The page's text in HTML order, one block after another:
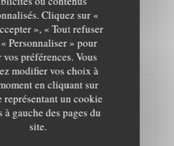
Cliquez sur «
», « Tout refuser
Personnaliser » pour
vos préférences. Vous
modifier vos choix à
en cliquant sur
représentant un cookie
à gauche des pages du
site.
de fromages.
11,00 EUR
frais, Comté vieux, Brie de Meaux.
Desserts
tatin à l’abricot et sorbet